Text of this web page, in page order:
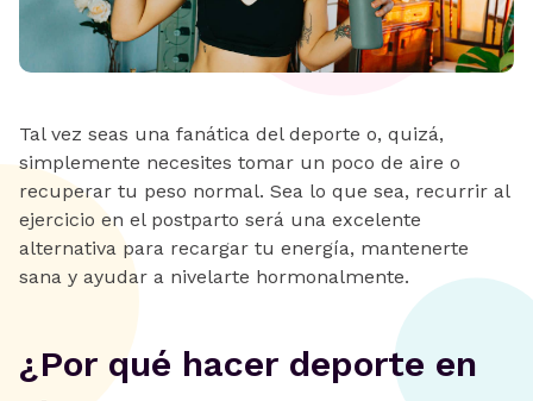
Tal vez seas una fanática del deporte o, quizá,
simplemente necesites tomar un poco de aire o
recuperar tu peso normal. Sea lo que sea, recurrir al
ejercicio en el postparto será una excelente
alternativa para recargar tu energía, mantenerte
sana y ayudar a nivelarte hormonalmente.
¿Por qué hacer deporte en